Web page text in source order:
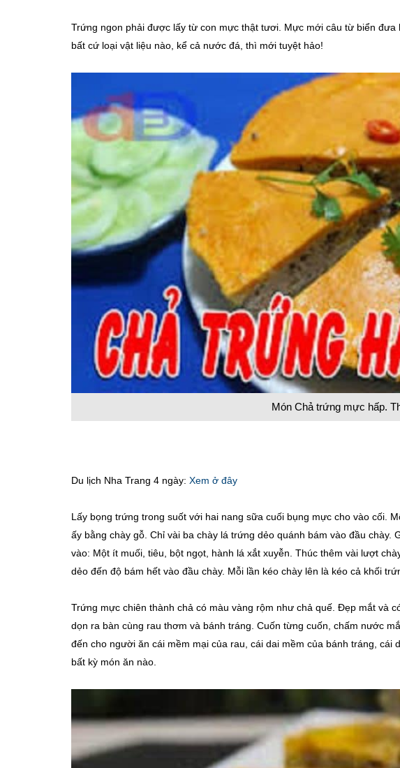
Trứng ngon phải được lấy từ con mực thật tươi. Mực mới câu từ biển
bất cứ loại vật liệu nào, kể cả nước đá, thì mới tuyệt hảo!
Món Chả trứng mực hấp.
Du lịch Nha Trang 4 ngày: Xem ở đây
Lấy bọng trứng trong suốt với hai nang sữa cuối bụng mực cho vào cối.
ấy bằng chày gỗ. Chỉ vài ba chày lá trứng dẻo quánh bám vào đầu
vào: Một ít muối, tiêu, bột ngọt, hành lá xắt xuyễn. Thúc thêm vài lượt
dẻo đến độ bám hết vào đầu chày. Mỗi lần kéo chày lên là kéo cả khối
Trứng mực chiên thành chả có màu vàng rộm như chả quế. Đẹp mắt và
dọn ra bàn cùng rau thơm và bánh tráng. Cuốn từng cuốn, chấm nước
đến cho người ăn cái mềm mại của rau, cái dai mềm của bánh tráng,
bất kỳ món ăn nào.